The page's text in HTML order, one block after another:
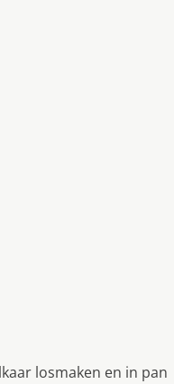
losmaken en in pan